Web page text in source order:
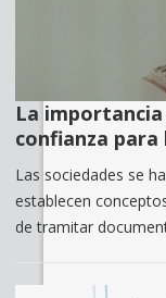
La
confianza para
Las sociedades se
establecen
de tramitar